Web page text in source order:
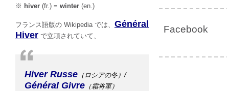
※ hiver (fr.) = winter (en.)
フランス語版の Wikipedia では、 Général
Hiver で立項されていて、
Hiver Russe （ロシアの冬）/
Général Givre （霜将軍）
Facebook